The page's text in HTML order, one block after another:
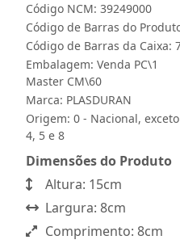
Código NCM: 39249000
Código de Barras do
Código de Barras da Caixa:
Embalagem: Venda PC\1
Master CM\60
Marca: PLASDURAN
Origem: 0 - Nacional,
4, 5 e 8
Dimensões do Produto
Altura: 15cm
Largura: 8cm
Comprimento: 8cm